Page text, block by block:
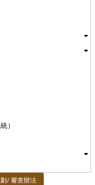
）
/ 審查辦法